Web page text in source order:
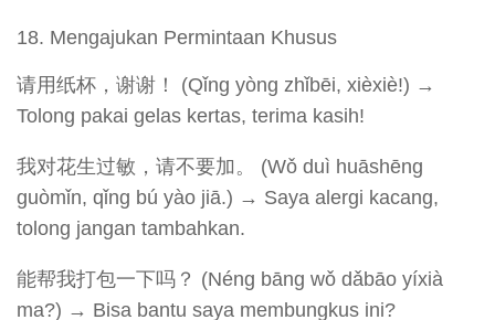
Mengajukan Permintaan Khusus
请用纸杯，谢谢！ (Qǐng yòng zhǐbēi, xièxiè!) →
Tolong pakai gelas kertas, terima kasih!
我对花生过敏，请不要加。 (Wǒ duì huāshēng
guòmǐn, qǐng bú yào jiā.) → Saya alergi kacang,
tolong jangan tambahkan.
能帮我打包一下吗？ (Néng bāng wǒ dǎbāo yíxià
ma?) → Bisa bantu saya membungkus ini?